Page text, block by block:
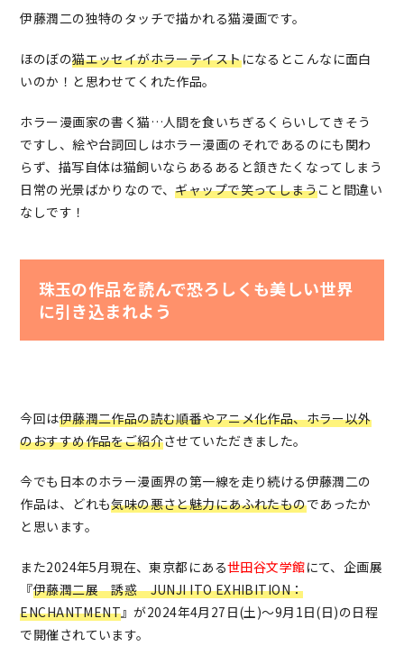
伊藤潤二の独特のタッチで描かれる猫漫画です。
ほのぼの猫エッセイがホラーテイストになるとこんなに面白
いのか！と思わせてくれた作品。
ホラー漫画家の書く猫…人間を食いちぎるくらいしてきそう
ですし、絵や台詞回しはホラー漫画のそれであるのにも関わ
らず、描写自体は猫飼いならあるあると頷きたくなってしまう
日常の光景ばかりなので、ギャップで笑ってしまうこと間違い
なしです！
珠玉の作品を読んで恐ろしくも美しい世界
に引き込まれよう
今回は伊藤潤二作品の読む順番やアニメ化作品、ホラー以外
のおすすめ作品をご紹介させていただきました。
今でも日本のホラー漫画界の第一線を走り続ける伊藤潤二の
作品は、どれも気味の悪さと魅力にあふれたものであったか
と思います。
また2024年5月現在、東京都にある世田谷文学館にて、企画展
『伊藤潤二展 誘惑 JUNJI ITO EXHIBITION：
ENCHANTMENT』が2024年4月27日(土)～9月1日(日)の日程
で開催されています。